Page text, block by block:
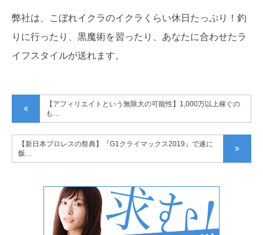
弊社は、こぼれイクラのイクラくらい休日たっぷり！釣
りに行ったり、黒魔術を習ったり、あなたに合わせたラ
イフスタイルが送れます。
【アフィリエイトという無限大の可能性】1,000万以上稼ぐの
も…
【新日本プロレスの祭典】『G1クライマックス2019』で遂に
飯…